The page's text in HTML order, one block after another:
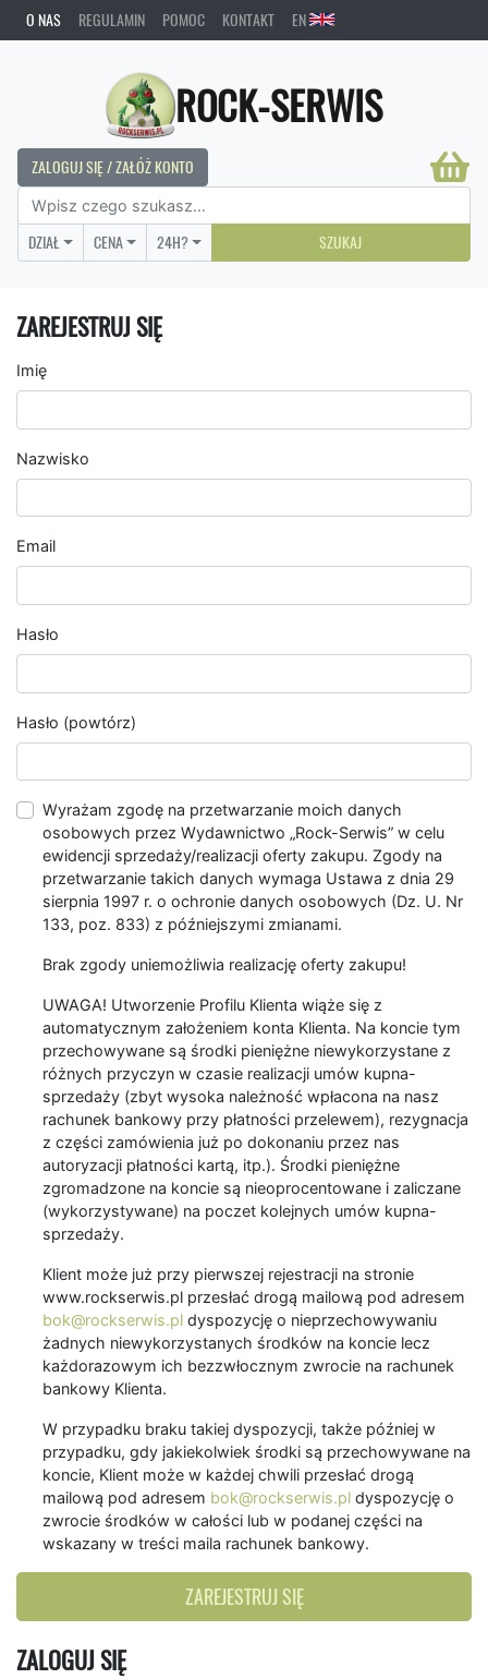
O NAS REGULAMIN POMOC KONTAKT EN
ROCK-SERWIS
ZALOGUJ SIĘ / ZAŁÓŻ KONTO
DZIAŁ CENA 24H? SZUKAJ
ZAREJESTRUJ SIĘ
Imię
Nazwisko
Email
Hasło
Hasło (powtórz)
Wyrażam zgodę na przetwarzanie moich danych
osobowych przez Wydawnictwo „Rock-Serwis” w celu
ewidencji sprzedaży/realizacji oferty zakupu. Zgody na
przetwarzanie takich danych wymaga Ustawa z dnia 29
sierpnia 1997 r. o ochronie danych osobowych (Dz. U. Nr
133, poz. 833) z późniejszymi zmianami.
Brak zgody uniemożliwia realizację oferty zakupu!
UWAGA! Utworzenie Profilu Klienta wiąże się z
automatycznym założeniem konta Klienta. Na koncie tym
przechowywane są środki pieniężne niewykorzystane z
różnych przyczyn w czasie realizacji umów kupna-
sprzedaży (zbyt wysoka należność wpłacona na nasz
rachunek bankowy przy płatności przelewem), rezygnacja
z części zamówienia już po dokonaniu przez nas
autoryzacji płatności kartą, itp.). Środki pieniężne
zgromadzone na koncie są nieoprocentowane i zaliczane
(wykorzystywane) na poczet kolejnych umów kupna-
sprzedaży.
Klient może już przy pierwszej rejestracji na stronie
www.rockserwis.pl przesłać drogą mailową pod adresem
bok@rockserwis.pl dyspozycję o nieprzechowywaniu
żadnych niewykorzystanych środków na koncie lecz
każdorazowym ich bezzwłocznym zwrocie na rachunek
bankowy Klienta.
W przypadku braku takiej dyspozycji, także później w
przypadku, gdy jakiekolwiek środki są przechowywane na
koncie, Klient może w każdej chwili przesłać drogą
mailową pod adresem bok@rockserwis.pl dyspozycję o
zwrocie środków w całości lub w podanej części na
wskazany w treści maila rachunek bankowy.
ZAREJESTRUJ SIĘ
ZALOGUJ SIĘ